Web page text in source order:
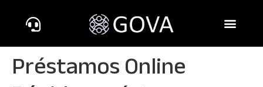
Préstamos Online